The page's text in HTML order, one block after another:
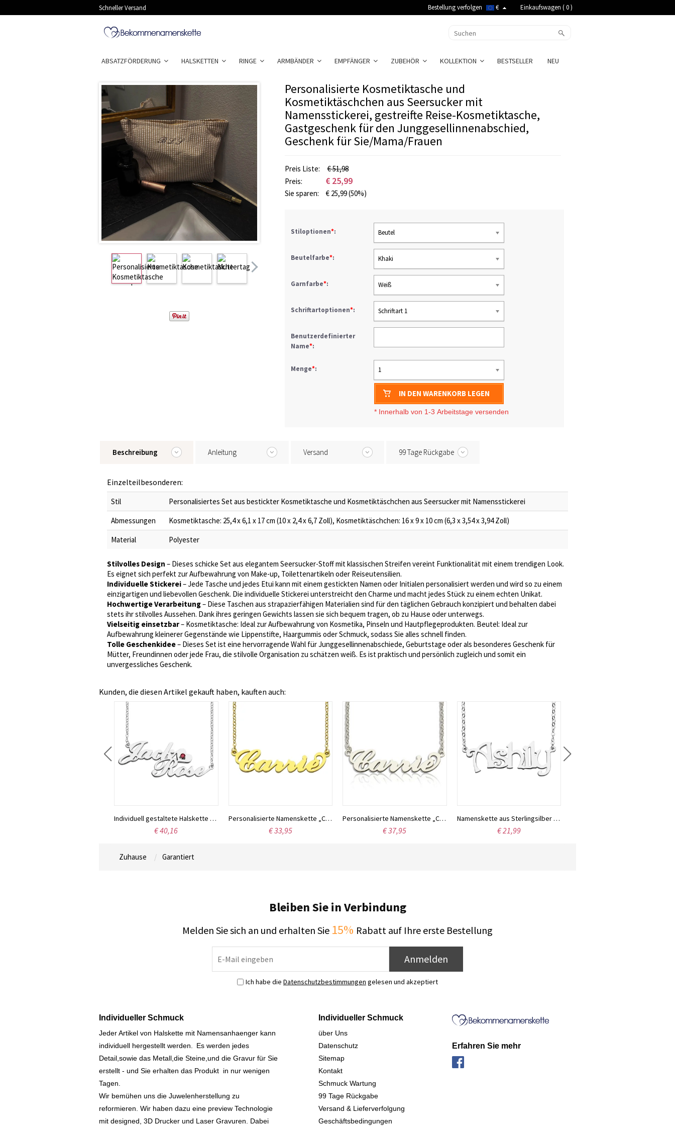
Schneller Versand Bestellung verfolgen € Einkaufswagen (0)
ABSATZFÖRDERUNG HALSKETTEN RINGE ARMBÄNDER EMPFÄNGER ZUBEHÖR KOLLEKTION BESTSELLER NEU
Personalisierte Kosmetiktasche und
Kosmetiktäschchen aus Seersucker mit
Namensstickerei, gestreifte Reise-Kosmetiktasche,
Gastgeschenk für den Junggesellinnenabschied,
Geschenk für Sie/Mama/Frauen
Preis Liste:
€ 51,98
Preis:
€ 25,99
Sie sparen: € 25,99(50%)
Stiloptionen*: Beutel
Beutelfarbe*: Khaki
Garnfarbe*: Weiß
Schriftartoptionen*: Schriftart 1
Benutzerdefinierter
Name*:
Menge*: 1
IN DEN WARENKORB LEGEN
* Innerhalb von 1-3 Arbeitstage versenden
Beschreibung Anleitung Versand 99 Tage Rückgabe
Einzelteilbesonderen:
Stil
Personalisiertes Set aus bestickter Kosmetiktasche und Kosmetiktäschchen aus Seersucker mit Namensstickerei
Abmessungen
Kosmetiktasche: 25,4 x 6,1 x 17 cm (10 x 2,4 x 6,7 Zoll), Kosmetiktäschchen: 16 x 9 x 10 cm (6,3 x 3,54 x 3,94 Zoll)
Material
Polyester
Stilvolles Design – Dieses schicke Set aus elegantem Seersucker-Stoff mit klassischen Streifen vereint Funktionalität mit einem trendigen Look.
Es eignet sich perfekt zur Aufbewahrung von Make-up, Toilettenartikeln oder Reiseutensilien.
Individuelle Stickerei– Jede Tasche und jedes Etui kann mit einem gestickten Namen oder Initialen personalisiert werden und wird so zu einem
einzigartigen und liebevollen Geschenk. Die individuelle Stickerei unterstreicht den Charme und macht jedes Stück zu einem echten Unikat.
Hochwertige Verarbeitung– Diese Taschen aus strapazierfähigen Materialien sind für den täglichen Gebrauch konzipiert und behalten dabei
stets ihr stilvolles Aussehen. Dank ihres geringen Gewichts lassen sie sich bequem tragen, ob zu Hause oder unterwegs.
Vielseitig einsetzbar– Kosmetiktasche: Ideal zur Aufbewahrung von Kosmetika, Pinseln und Hautpflegeprodukten. Beutel: Ideal zur
Aufbewahrung kleinerer Gegenstände wie Lippenstifte, Haargummis oder Schmuck, sodass Sie alles schnell finden.
Tolle Geschenkidee– Dieses Set ist eine hervorragende Wahl für Junggesellinnenabschiede, Geburtstage oder als besonderes Geschenk für
Mütter, Freundinnen oder jede Frau, die stilvolle Organisation zu schätzen weiß. Es ist praktisch und persönlich zugleich und somit ein
unvergessliches Geschenk.
Kunden, die diesen Artikel gekauft haben, kauften auch:
Individuell gestaltete Halskette aus Sterlingsilber mit den Namen zweier Liebender
€ 40,16
Personalisierte Namenskette „Carrie“, 18 Karat vergoldet
€ 33,95
Personalisierte Namenskette „Carrie“ aus Sterlingsilber
€ 37,95
Namenskette aus Sterlingsilber mit der Schriftart Harrington
€ 21,99
Zuhause Garantiert
Bleiben Sie in Verbindung
Melden Sie sich an und erhalten Sie 15% Rabatt auf Ihre erste Bestellung
Anmelden
Ich habe die Datenschutzbestimmungen gelesen und akzeptiert
Individueller Schmuck
Jeder Artikel von Halskette mit Namensanhaenger kann
individuell hergestellt werden.
Es werden jedes
Detail,sowie das Metall,die Steine,und die Gravur für Sie
erstellt - und Sie erhalten das Produkt in nur wenigen
Tagen.
Wir bemühen uns die Juwelenherstellung zu
reformieren. Wir haben dazu eine preview Technologie
mit designed, 3D Drucker und Laser Gravuren. Dabei
Individueller Schmuck
über Uns
Datenschutz
Sitemap
Kontakt
Schmuck Wartung
99 Tage Rückgabe
Versand & Lieferverfolgung
Geschäftsbedingungen
Erfahren Sie mehr